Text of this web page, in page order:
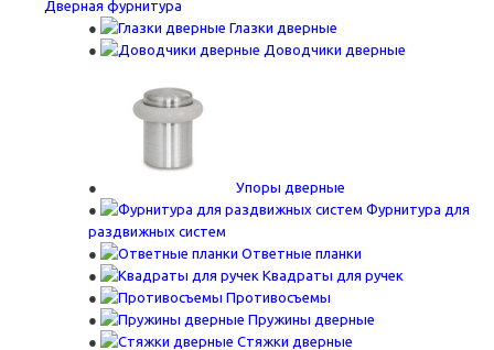
Дверная фурнитура
Глазки дверные
Доводчики дверные
Упоры дверные
Фурнитура для
раздвижных систем
Ответные планки
Квадраты для ручек
Противосъемы
Пружины дверные
Стяжки дверные